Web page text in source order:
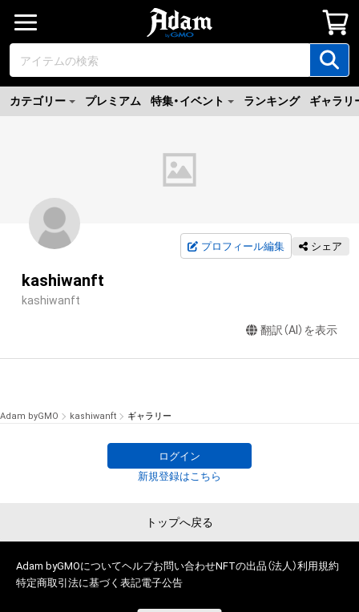
カテゴリー プレミアム 特集・イベント ランキング ギャラリ
プロフィール編集 シェア
kashiwanft
kashiwanft
翻訳（AI）を表示
Adam byGMO kashiwanft ギャラリー
ログイン
新規登録はこちら
トップへ戻る
Adam byGMOについてヘルプお問い合わせNFTの出品（法人）利用規約
特定商取引法に基づく表記電子公告